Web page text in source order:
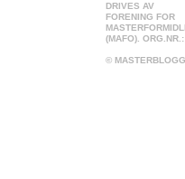
DRIVES AV
FORENING FOR
(MAFO).
©